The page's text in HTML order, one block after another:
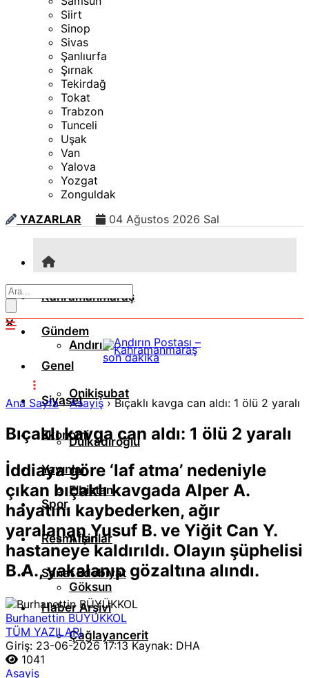
Siirt
Sinop
Sivas
Şanlıurfa
Şırnak
Tekirdağ
Tokat
Trabzon
Tunceli
Uşak
Van
Yalova
Yozgat
Zonguldak
YAZARLAR
04 Ağustos 2026 Sal
Kahramanmaraş
Andırın
Onikişubat
Dulkadiroğlu
Elbistan
Afşin
Göksun
Çağlayancerit
Gündem
Genel
Siyaset
Ekonomi
Yayınlar
Spor
Resmi İlanlar
Sanat Edebiyat
Haber Arşivi
Ana Sayfa›Asayiş›Bıçaklı kavga can aldı: 1 ölü 2 yaralı
Bıçaklı kavga can aldı: 1 ölü 2 yaralı
İddiaya göre ‘laf atma’ nedeniyle
çıkan bıçaklı kavgada Alper A.
hayatını kaybederken, ağır
yaralanan Yusuf B. ve Yiğit Can Y.
hastaneye kaldırıldı. Olayın şüphelisi
B.A., yakalanıp gözaltına alındı.
Burhanettin BÜYÜKKOL
TÜM YAZILARI
Giriş: 23-06-2026 17:13Kaynak: DHA
1041
Asayiş